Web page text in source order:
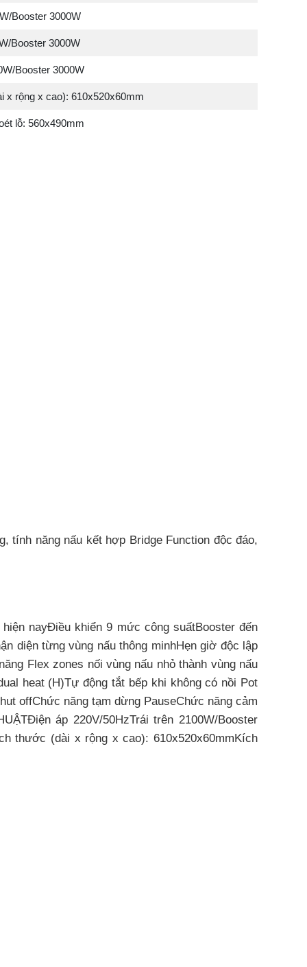
Booster 3000W
Booster 3000W
Booster 3000W
x rộng x cao): 610x520x60mm
lỗ: 560x490mm
tính năng nấu kết hợp Bridge Function độc đáo,
nayĐiều khiển 9 mức công suấtBooster đến
diện từng vùng nấu thông minhHẹn giờ độc lập
Flex zones nối vùng nấu nhỏ thành vùng nấu
heat (H)Tự động tắt bếp khi không có nồi Pot
offChức năng tạm dừng PauseChức năng cảm
áp 220V/50HzTrái trên 2100W/Booster
thước (dài x rộng x cao): 610x520x60mmKích